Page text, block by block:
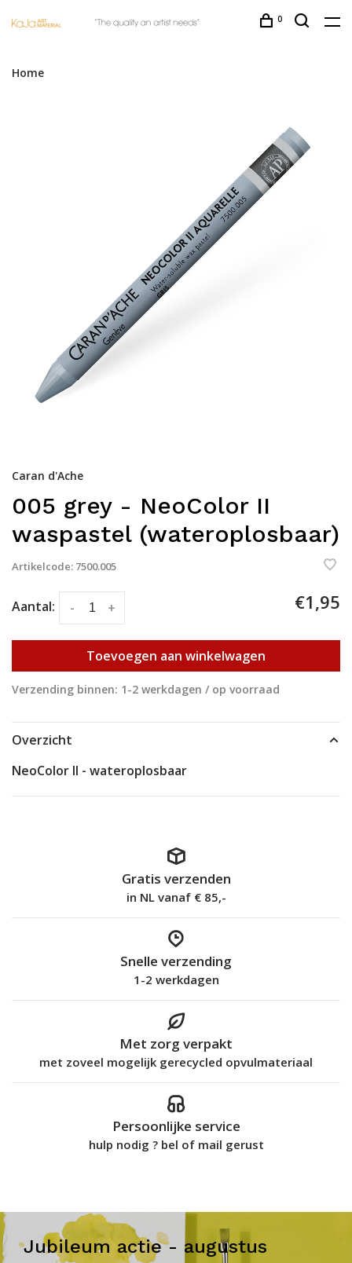
0
Home
Caran d'Ache
005 grey - NeoColor II
waspastel (wateroplosbaar)
Artikelcode: 7500.005
Aantal: +
- €1,95
Toevoegen aan winkelwagen
Verzending binnen: 1-2 werkdagen / op voorraad
Overzicht
NeoColor II - wateroplosbaar
Gratis verzenden
in NL vanaf € 85,-
Snelle verzending
1-2 werkdagen
Met zorg verpakt
met zoveel mogelijk gerecycled opvulmateriaal
Persoonlijke service
hulp nodig ? bel of mail gerust
Jubileum actie - augustus